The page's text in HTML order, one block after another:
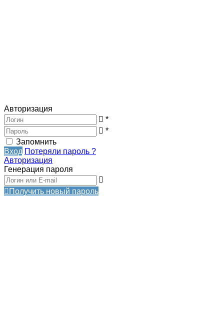
Авторизация
*
*
Запомнить
Вход Потеряли пароль ?
Авторизация
Генерация пароля
Получить новый пароль